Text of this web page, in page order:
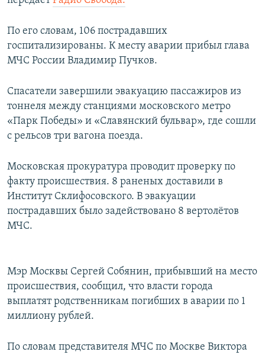
ПРОПАВШИЕ БЕЗ ВЕСТИ
ПОБЕДИТЕЛЕЙ НЕ СУДЯТ?
КРЫМ.НЕПОКОРЕННЫЙ
УКРАИНСКАЯ ПРОБЛЕМА КРЫМА
ПРИСОЕДИНЯЙТЕСЬ!
Все сайты RFE/RL
По его словам, 106 пострадавших
госпитализированы. К месту аварии прибыл глава
МЧС России Владимир Пучков.
Спасатели завершили эвакуацию пассажиров из
тоннеля между станциями московского метро
«Парк Победы» и «Славянский бульвар», где сошли
с рельсов три вагона поезда.
Московская прокуратура проводит проверку по
факту происшествия. 8 раненых доставили в
Институт Склифосовского. В эвакуации
пострадавших было задействовано 8 вертолётов
МЧС.
Мэр Москвы Сергей Собянин, прибывший на место
происшествия, сообщил, что власти города
выплатят родственникам погибших в аварии по 1
миллиону рублей.
По словам представителя МЧС по Москве Виктора